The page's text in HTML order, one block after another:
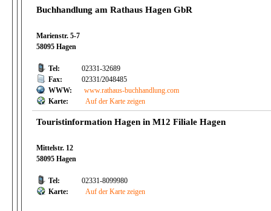
Buchhandlung am Rathaus Hagen GbR
Marienstr. 5-7
58095 Hagen
Tel:
02331-32689
Fax:
02331/2048485
WWW:
www.rathaus-buchhandlung.com
Karte:
Auf der Karte zeigen
Touristinformation Hagen in M12 Filiale Hagen
Mittelstr. 12
58095 Hagen
Tel:
02331-8099980
Karte:
Auf der Karte zeigen